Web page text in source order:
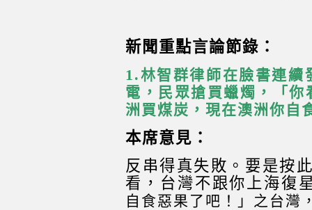
新聞重點言論節錄：
1.林智群律師在臉書連續
電，民眾搶買蠟燭，「
洲買煤炭，現在澳洲你自
本席意見：
反串得真失敗。要是按
看，台灣不跟你上海復
自食惡果了吧！」之台灣